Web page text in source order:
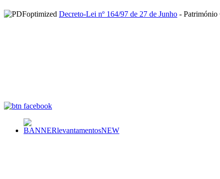
Decreto-Lei nº 164/97 de 27 de Junho - Património